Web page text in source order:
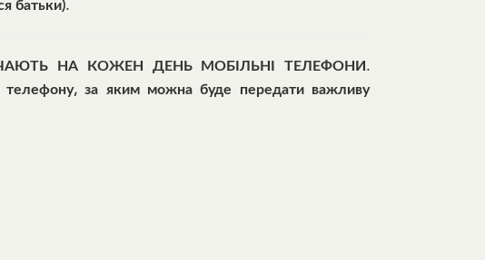
батьки).
НА КОЖЕН ДЕНЬ МОБІЛЬНІ ТЕЛЕФОНИ.
за яким можна буде передати важливу